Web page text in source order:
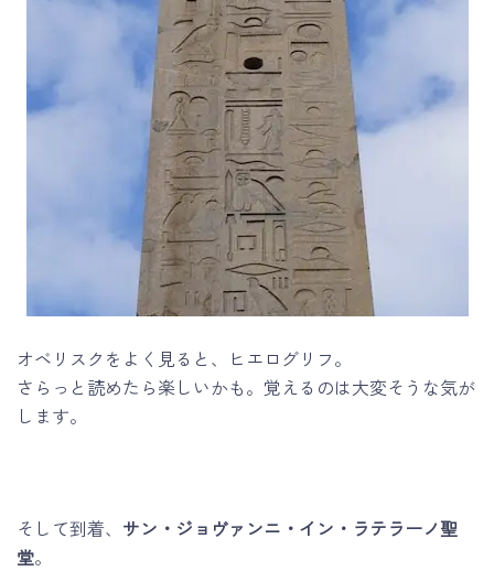
オベリスクをよく見ると、ヒエログリフ。
さらっと読めたら楽しいかも。覚えるのは大変そうな気が
します。
そして到着、 サン・ジョヴァンニ・イン・ラテラーノ聖
堂。